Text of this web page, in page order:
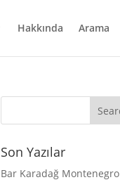
Hakkında Arama
Son Yazılar
Bar Karadağ Montenegro